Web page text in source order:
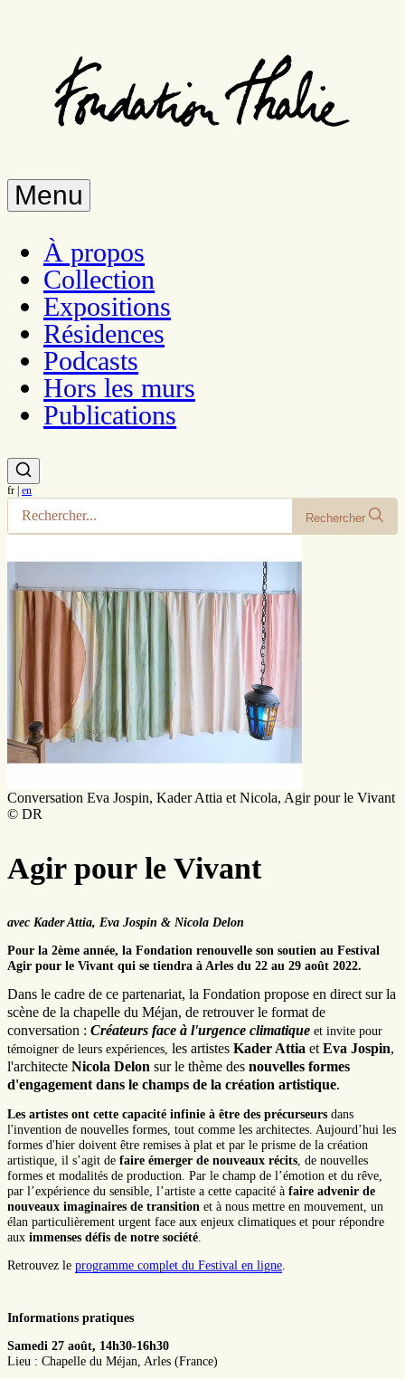
Menu
À propos
Collection
Expositions
Résidences
Podcasts
Hors les murs
Publications
fr | en
Rechercher
Conversation Eva Jospin, Kader Attia et Nicola, Agir pour le Vivant
© DR
Agir pour le Vivant
avec Kader Attia, Eva Jospin & Nicola Delon
Pour la 2ème année, la Fondation renouvelle son soutien au Festival
Agir pour le Vivant qui se tiendra à Arles du 22 au 29 août 2022.
Dans le cadre de ce partenariat, la Fondation propose en direct sur la
scène de la chapelle du Méjan, de retrouver le format de
conversation : Créateurs face à l'urgence climatique et invite pour
témoigner de leurs expériences, les artistes Kader Attia et Eva Jospin,
l'architecte Nicola Delon sur le thème des nouvelles formes
d'engagement dans le champs de la création artistique.
Les artistes ont cette capacité infinie à être des précurseurs dans
l'invention de nouvelles formes, tout comme les architectes. Aujourd’hui les
formes d'hier doivent être remises à plat et par le prisme de la création
artistique, il s’agit de faire émerger de nouveaux récits, de nouvelles
formes et modalités de production. Par le champ de l’émotion et du rêve,
par l’expérience du sensible, l’artiste a cette capacité à faire advenir de
nouveaux imaginaires de transition et à nous mettre en mouvement, un
élan particulièrement urgent face aux enjeux climatiques et pour répondre
aux immenses défis de notre société.
Retrouvez le programme complet du Festival en ligne
Informations pratiques
Samedi 27 août, 14h30-16h30
Lieu : Chapelle du Méjan, Arles (France)